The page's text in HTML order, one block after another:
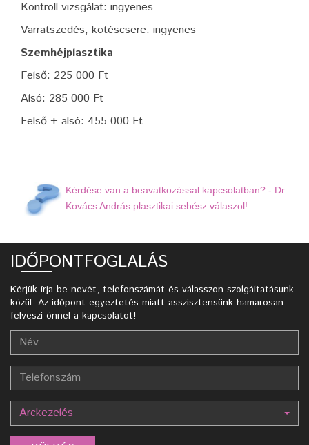
Kontroll vizsgálat: ingyenes
Varratszedés, kötéscsere: ingyenes
Szemhéjplasztika
Felső: 225 000 Ft
Alsó: 285 000 Ft
Felső + alsó: 455 000 Ft
Kérdése van a beavatkozással kapcsolatban? - Dr.
Kovács András plasztikai sebész válaszol!
IDŐPONTFOGLALÁS
Kérjük írja be nevét, telefonszámát és válasszon szolgáltatásunk
közül. Az időpont egyeztetés miatt asszisztensünk hamarosan
felveszi önnel a kapcsolatot!
Arckezelés